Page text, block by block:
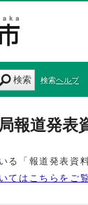
検索 検索ヘルプ
報道発表
る「報道発表資
てはこちらをご